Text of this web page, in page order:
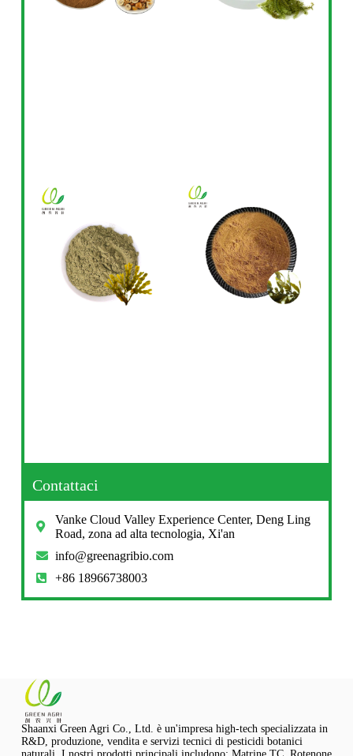
Contattaci
Vanke Cloud Valley Experience Center, Deng Ling
Road, zona ad alta tecnologia, Xi'an
info@greenagribio.com
+86 18966738003
Shaanxi Green Agri Co., Ltd. è un'impresa high-tech specializzata in
R&D, produzione, vendita e servizi tecnici di pesticidi botanici